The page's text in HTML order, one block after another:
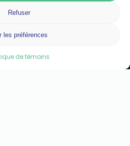
Refuser
les préférences
de témoins